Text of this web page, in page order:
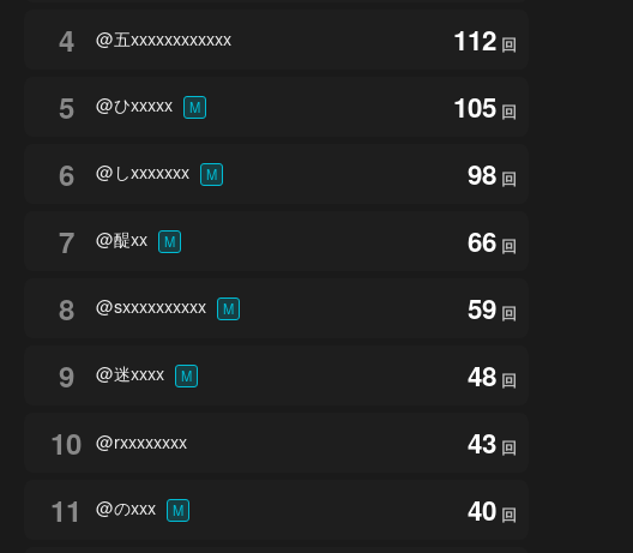
4 @五xxxxxxxxxxxx 112 回
5 @ひxxxxx M 105 回
6 @しxxxxxxx M 98 回
7 @醍xx M 66 回
8 @sxxxxxxxxxx M 59 回
9 @迷xxxx M 48 回
10 @rxxxxxxxx 43 回
11 @のxxx M 40 回